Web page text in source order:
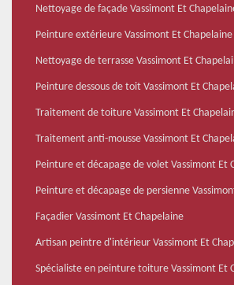
Nettoyage de façade Vassimont Et
Peinture extérieure Vassimont Et Chapelaine
Nettoyage de terrasse Vassimont Et
Peinture dessous de toit Vassimont Et
Traitement de toiture Vassimont Et
Traitement anti-mousse Vassimont Et
Peinture et décapage de volet Vassimont Et
Peinture et décapage de persienne
Façadier Vassimont Et Chapelaine
Artisan peintre d'intérieur Vassimont Et
Spécialiste en peinture toiture Vassimont Et